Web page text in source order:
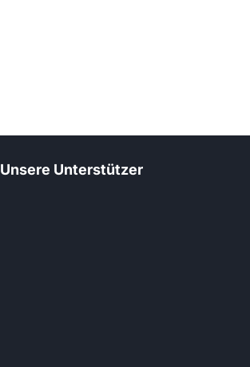
Unsere Unterstützer